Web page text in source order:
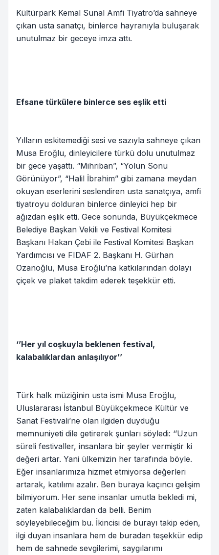
Kültürpark Kemal Sunal Amfi Tiyatro’da sahneye
çıkan usta sanatçı, binlerce hayranıyla buluşarak
unutulmaz bir geceye imza attı.
Efsane türkülere binlerce ses eşlik etti
Yılların eskitemediği sesi ve sazıyla sahneye çıkan
Musa Eroğlu, dinleyicilere türkü dolu unutulmaz
bir gece yaşattı. “Mihriban”, “Yolun Sonu
Görünüyor”, “Halil İbrahim” gibi zamana meydan
okuyan eserlerini seslendiren usta sanatçıya, amfi
tiyatroyu dolduran binlerce dinleyici hep bir
ağızdan eşlik etti. Gece sonunda, Büyükçekmece
Belediye Başkan Vekili ve Festival Komitesi
Başkanı Hakan Çebi ile Festival Komitesi Başkan
Yardımcısı ve FIDAF 2. Başkanı H. Gürhan
Ozanoğlu, Musa Eroğlu’na katkılarından dolayı
çiçek ve plaket takdim ederek teşekkür etti.
‘’Her yıl coşkuyla beklenen festival,
kalabalıklardan anlaşılıyor’’
Türk halk müziğinin usta ismi Musa Eroğlu,
Uluslararası İstanbul Büyükçekmece Kültür ve
Sanat Festivali’ne olan ilgiden duyduğu
memnuniyeti dile getirerek şunları söyledi: ‘’Uzun
süreli festivaller, insanlara bir şeyler vermiştir ki
değeri artar. Yani ülkemizin her tarafında böyle.
Eğer insanlarımıza hizmet etmiyorsa değerleri
artarak, katılımı azalır. Ben buraya kaçıncı gelişim
bilmiyorum. Her sene insanlar umutla bekledi mi,
zaten kalabalıklardan da belli. Benim
söyleyebileceğim bu. İkincisi de burayı takip eden,
ilgi duyan insanlara hem de buradan teşekkür edip
hem de sahnede sevgilerimi, saygılarımı